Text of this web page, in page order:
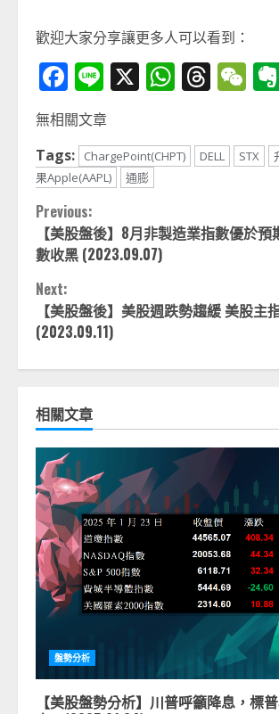
歡迎大家分享讓更多人可以看到：
Facebook
Line
X
無相關文章
Tags:
ChargePoint(CHPT) DELL STX
果Apple(AAPL)
通膨
Continue
Reading
Previous:
【美股盤後】8月非製造業指數優於
數收黑 (2023.09.07)
Next:
【美股盤後】美股週跌勢趨緩 美股主
(2023.09.11)
相關文章
盤勢分析
【美股盤勢分析】川普呼籲降息，標